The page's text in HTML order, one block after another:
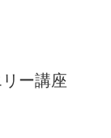
ー講座